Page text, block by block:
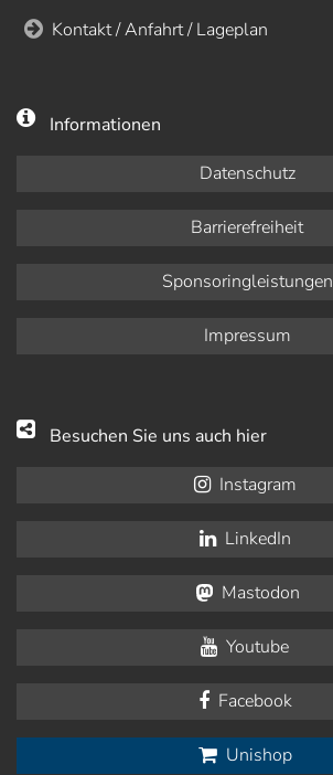
Kontakt / Anfahrt / Lageplan
Informationen
Datenschutz
Barrierefreiheit
Sponsoringleistungen
Impressum
Besuchen Sie uns auch hier
Instagram
LinkedIn
Mastodon
Youtube
Facebook
Unishop